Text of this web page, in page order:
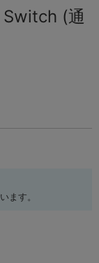
(通
ます。